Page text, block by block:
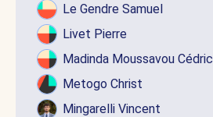
Le Gendre Samuel
Livet Pierre
Madinda Moussavou Cédric
Metogo Christ
Mingarelli Vincent